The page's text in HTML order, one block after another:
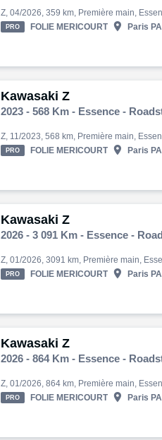
PRO FOLIE MERICOURT  Paris
Kawasaki Z
2023 - 568 Km - Essence -
PRO FOLIE MERICOURT  Paris
Kawasaki Z
2026 - 3 091 Km - Essence -
PRO FOLIE MERICOURT  Paris
Kawasaki Z
2026 - 864 Km - Essence -
PRO FOLIE MERICOURT  Paris